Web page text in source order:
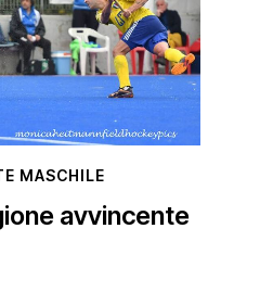
MASCHILE
avvincente